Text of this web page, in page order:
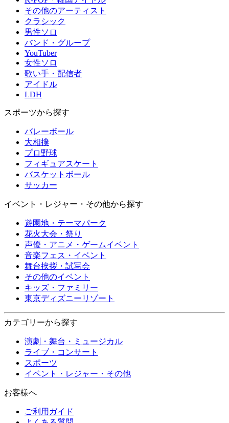
その他のアーティスト
クラシック
男性ソロ
バンド・グループ
YouTuber
女性ソロ
歌い手・配信者
アイドル
LDH
スポーツから探す
バレーボール
大相撲
プロ野球
フィギュアスケート
バスケットボール
サッカー
イベント・レジャー・その他から探す
遊園地・テーマパーク
花火大会・祭り
声優・アニメ・ゲームイベント
音楽フェス・イベント
舞台挨拶・試写会
その他のイベント
キッズ・ファミリー
東京ディズニーリゾート
カテゴリーから探す
演劇・舞台・ミュージカル
ライブ・コンサート
スポーツ
イベント・レジャー・その他
お客様へ
ご利用ガイド